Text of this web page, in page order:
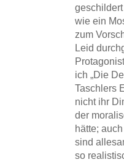
wie ein
zum
Leid
ich „Die
Taschlers
nicht ihr
der
hätte;
sind
so